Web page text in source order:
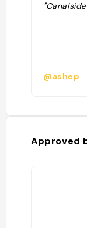
@ashep
Approved